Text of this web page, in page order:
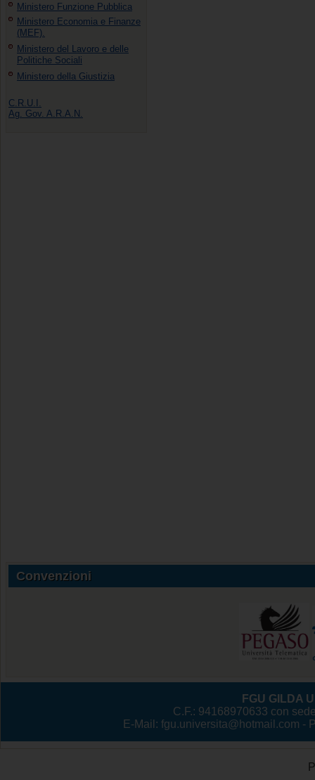
Ministero Funzione Pubblica
Ministero Economia e Finanze
(MEF).
Ministero del Lavoro e delle
Politiche Sociali
Ministero della Giustizia
C.R.U.I.
Ag. Gov. A.R.A.N.
Convenzioni
FGU GILDA
C.F.: 94168970633 con
E-Mail: fgu.universita@hotmail.com -